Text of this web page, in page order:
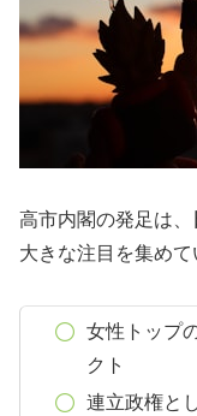
高市内閣の発足は、
大きな注目を集めて
女性トップ
クト
連立政権と